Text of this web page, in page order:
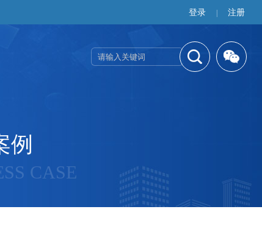
登录 注册
例
CASE